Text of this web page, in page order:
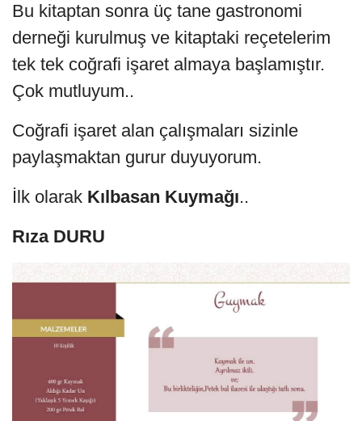
Bu kitaptan sonra üç tane gastronomi
derneği kurulmuş ve kitaptaki reçetelerim
tek tek coğrafi işaret almaya başlamıştır.
Çok mutluyum..
Coğrafi işaret alan çalışmaları sizinle
paylaşmaktan gurur duyuyorum.
İlk olarak Kılbasan Kuymağı..
Rıza DURU